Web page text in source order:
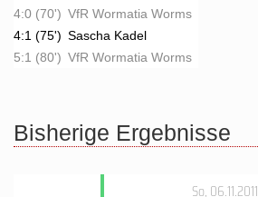
4:0 (70') VfR Wormatia Worms
4:1 (75') Sascha Kadel
5:1 (80') VfR Wormatia Worms
Bisherige Ergebnisse
So, 06.11.2011